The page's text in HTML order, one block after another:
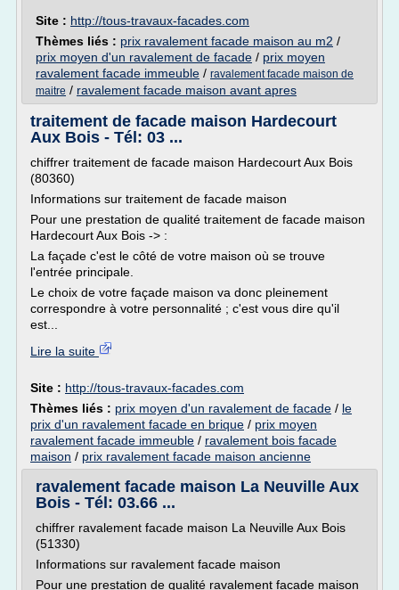
Site : http://tous-travaux-facades.com
Thèmes liés : prix ravalement facade maison au m2 /
prix moyen d'un ravalement de facade / prix moyen
ravalement facade immeuble / ravalement facade maison de
maitre / ravalement facade maison avant apres
traitement de facade maison Hardecourt
Aux Bois - Tél: 03 ...
chiffrer traitement de facade maison Hardecourt Aux Bois
(80360)
Informations sur traitement de facade maison
Pour une prestation de qualité traitement de facade maison
Hardecourt Aux Bois -> :
La façade c'est le côté de votre maison où se trouve
l'entrée principale.
Le choix de votre façade maison va donc pleinement
correspondre à votre personnalité ; c'est vous dire qu'il
est...
Lire la suite
Site : http://tous-travaux-facades.com
Thèmes liés : prix moyen d'un ravalement de facade / le
prix d'un ravalement facade en brique / prix moyen
ravalement facade immeuble / ravalement bois facade
maison / prix ravalement facade maison ancienne
ravalement facade maison La Neuville Aux
Bois - Tél: 03.66 ...
chiffrer ravalement facade maison La Neuville Aux Bois
(51330)
Informations sur ravalement facade maison
Pour une prestation de qualité ravalement facade maison